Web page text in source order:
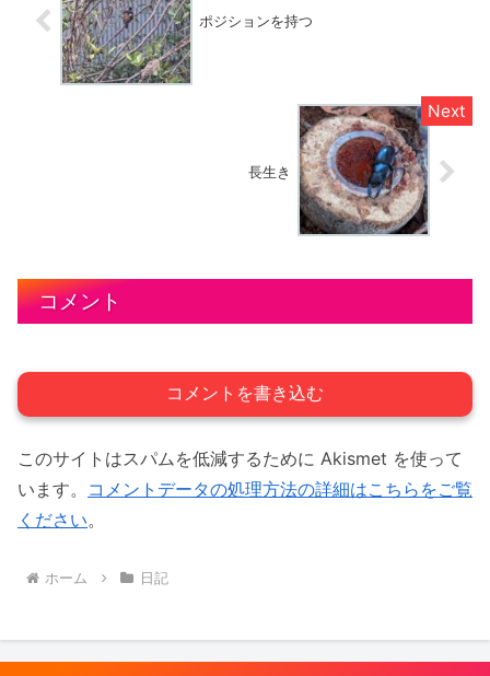
ポジションを持つ
長生き
コメント
コメントを書き込む
このサイトはスパムを低減するために Akismet を使って
います。 コメントデータの処理方法の詳細はこちらをご覧
ください。
ホーム 日記